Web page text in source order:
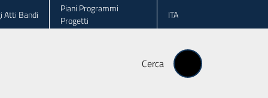
Atti Bandi
Piani Programmi
Progetti
ITA
Cerca